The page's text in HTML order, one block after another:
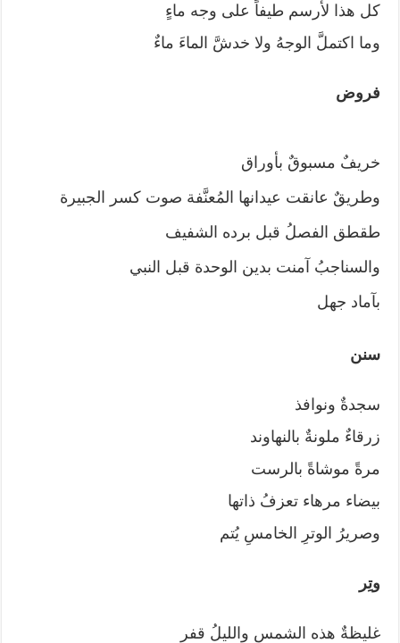
كل هذا لأرسم طيفاً على وجه ماءٍ
وما اكتملَّ الوجهُ ولا خدشَّ الماءَ ماءٌ
فروض
خريفٌ مسبوقٌ بأوراق
وطريقٌ عانقت عيدانها المُعنَّفة صوت كسر الجبيرة
طقطق الفصلُ قبل برده الشفيف
والسناجبُ آمنت بدين الوحدة قبل النبي
بآماد جهل
سنن
سجدةٌ ونوافذ
زرقاءٌ ملونةٌ بالنهاوند
مرةً موشاةً بالرست
بيضاء مرهاء تعزفُ ذاتها
وصريرُ الوترِ الخامسِ يُتم
وتِر
غليظةٌ هذه الشمس والليلُ قفر